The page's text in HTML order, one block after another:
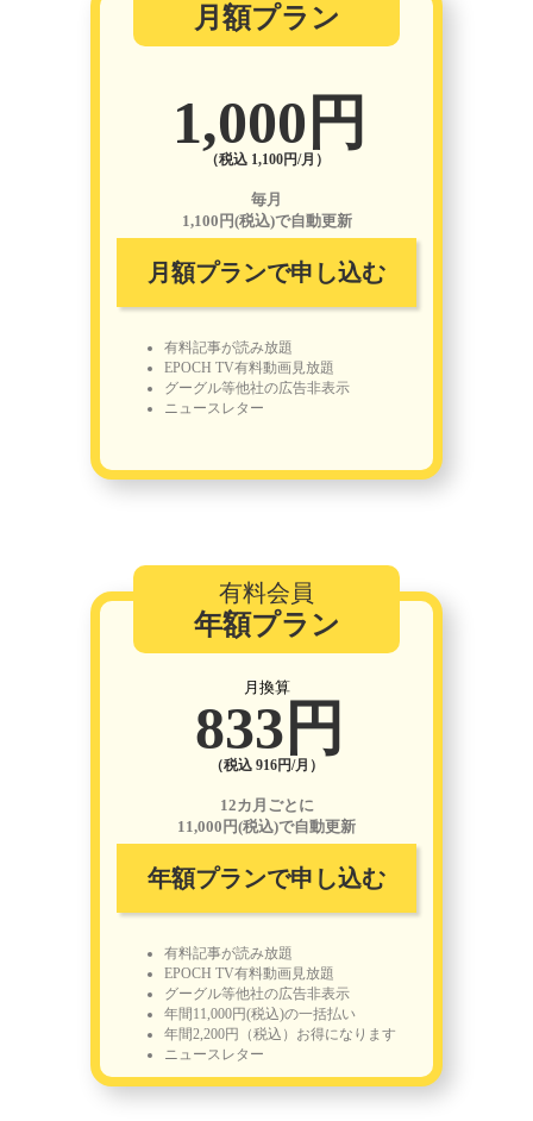
月額プラン
1,000円
（税込 1,100円/月）
毎月
1,100円(税込)で自動更新
月額プランで申し込む
有料記事が読み放題
EPOCH TV有料動画見放題
グーグル等他社の広告非表示
ニュースレター
有料会員
年額プラン
月換算
833円
（税込 916円/月）
12カ月ごとに
11,000円(税込)で自動更新
年額プランで申し込む
有料記事が読み放題
EPOCH TV有料動画見放題
グーグル等他社の広告非表示
年間11,000円(税込)の一括払い
年間2,200円（税込）お得になります
ニュースレター